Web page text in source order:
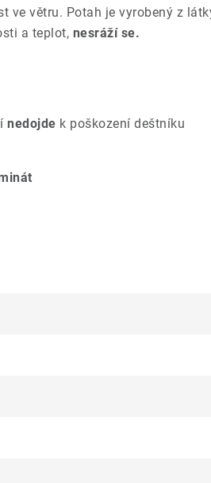
ve větru. Potah je vyrobený z
a teplot, nesráží se.
nedojde k poškození deštníku